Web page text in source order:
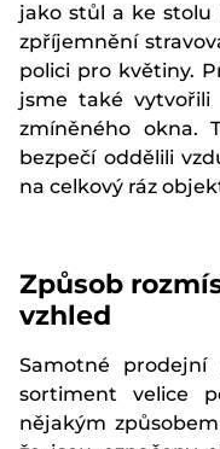
jako stůl a ke stolu
zpříjemnění
polici pro květiny.
jsme také vytvořili
zmíněného okna.
bezpečí oddělili
na celkový ráz
Způsob
vzhled
Samotné
sortiment velice
nějakým